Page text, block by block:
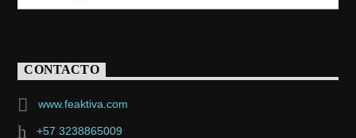
CONTACTO
www.feaktiva.com
+57 3238865009